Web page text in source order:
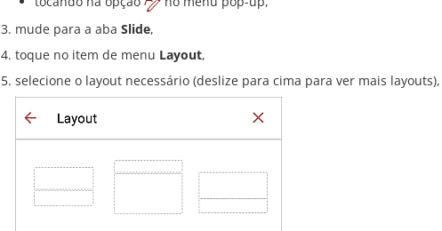
mude para a aba Slide,
toque no item de menu Layout,
selecione o layout necessário (deslize para cima para ver mais layouts),